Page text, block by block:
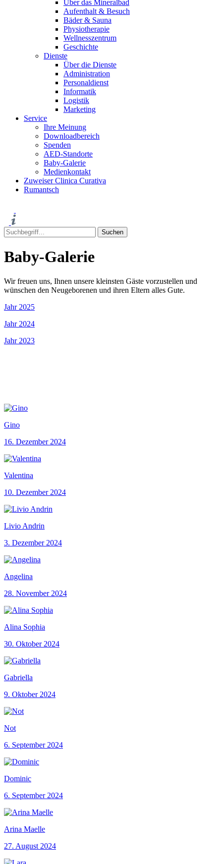
Über das Mineralbad
Aufenthalt & Besuch
Bäder & Sauna
Physiotherapie
Wellnesszentrum
Geschichte
Dienste
Über die Dienste
Administration
Personaldienst
Informatik
Logistik
Marketing
Service
Ihre Meinung
Downloadbereich
Spenden
AED-Standorte
Baby-Galerie
Medienkontakt
Zuweiser Clinica Curativa
Rumantsch
Baby-Galerie
Wir freuen uns, Ihnen unsere kleinsten Gäste vorzustellen und
wünschen den Neugeborenen und ihren Eltern alles Gute.
Jahr 2025
Jahr 2024
Jahr 2023
Gino
16. Dezember 2024
Valentina
10. Dezember 2024
Livio Andrin
3. Dezember 2024
Angelina
28. November 2024
Alina Sophia
30. Oktober 2024
Gabriella
9. Oktober 2024
Not
6. September 2024
Dominic
6. September 2024
Arina Maelle
27. August 2024